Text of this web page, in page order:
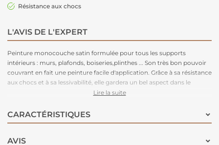
Résistance aux chocs
L'AVIS DE L'EXPERT
Peinture monocouche satin formulée pour tous les supports
intérieurs : murs, plafonds, boiseries,plinthes ... Son très bon pouvoir
couvrant en fait une peinture facile d'application. Grâce à sa résistance
aux chocs et à sa lessivabilité, elle gardera un bel aspect dans le
temps. Disponible en 54 teintes pour un large choix de déco.
Lire la suite
CARACTÉRISTIQUES
AVIS